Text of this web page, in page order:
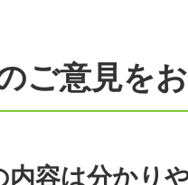
ご意見を
内容は分かり